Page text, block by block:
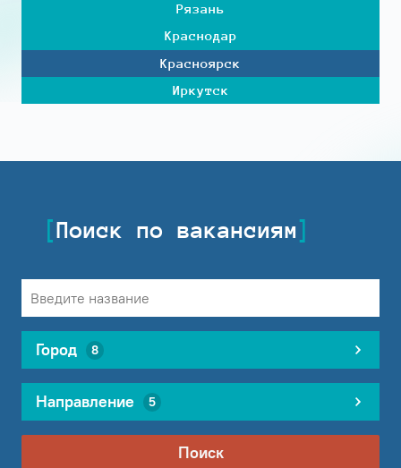
Рязань
Краснодар
Красноярск
Иркутск
Поиск по вакансиям
Город 8
Направление 5
Поиск